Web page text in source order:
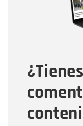
Tipo de
Mensaje